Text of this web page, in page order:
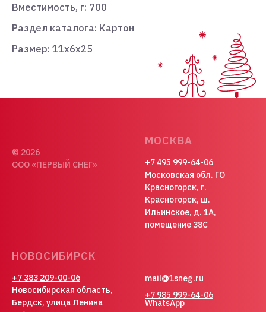
Вместимость, г: 700
Раздел каталога: Картон
Размер: 11х6х25
© 2026
ООО «ПЕРВЫЙ СНЕГ»
МОСКВА
+7 495 999-64-06
Московская обл. ГО
Красногорск, г.
Красногорск, ш.
Ильинское, д. 1А,
помещение 38С
НОВОСИБИРСК
+7 383 209-00-06
Новосибирская область,
Бердск, улица Ленина
mail@1sneg.ru
+7 985 999-64-06
WhatsApp